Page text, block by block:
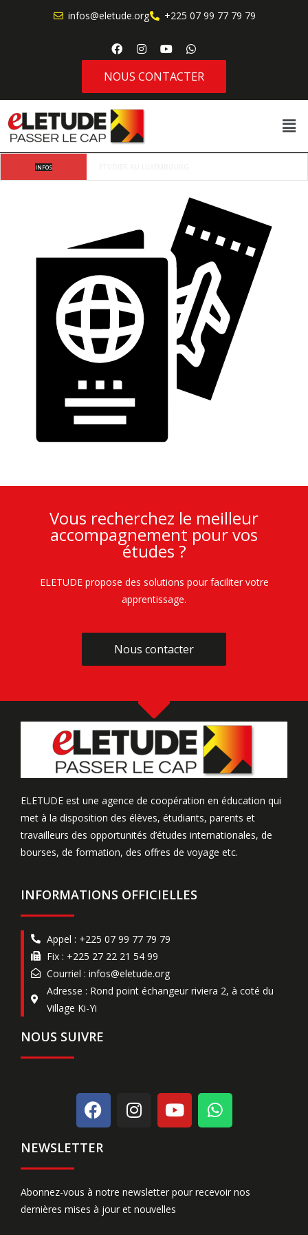
infos@eletude.org +225 07 99 77 79 79
NOUS CONTACTER
INFOS
Vous recherchez le meilleur
accompagnement pour vos
études ?
ELETUDE propose des solutions pour faciliter votre
apprentissage.
Nous contacter
Nous contacter
ELETUDE est une agence de coopération en éducation qui
met à la disposition des élèves, étudiants, parents et
travailleurs des opportunités d’études internationales, de
bourses, de formation, des offres de voyage etc.
INFORMATIONS OFFICIELLES
Appel : +225 07 99 77 79 79
Fix : +225 27 22 21 54 99
Courriel : infos@eletude.org
Adresse : Rond point échangeur riviera 2, à coté du
Village Ki-Yi
NOUS SUIVRE
NEWSLETTER
Abonnez-vous à notre newsletter pour recevoir nos
dernières mises à jour et nouvelles